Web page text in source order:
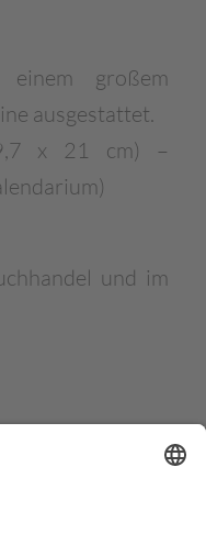
großem
ausgestattet.
x 21 cm) –
und im